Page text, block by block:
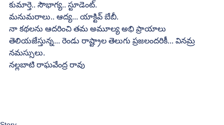
కుమార్తె.. సౌభాగ్య.. స్టూడెంట్.
మనుమరాలు.. ఆద్య... యాక్టివ్ బేబీ.
నా కథలను ఆదరించి తమ అమూల్య అభి ప్రాయాలు
తెలియజేస్తున్న... రెండు రాష్ట్రాల తెలుగు ప్రజలందరికీ... వినమ్ర
నమస్సులు.
నల్లబాటి రాఘవేంద్ర రావు